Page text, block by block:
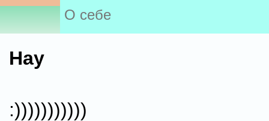
О себе
Hay
:)))))))))))